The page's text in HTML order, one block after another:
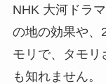
NHK 大河ドラ
の地の効果や、
モリで、タモリ
も知れません。